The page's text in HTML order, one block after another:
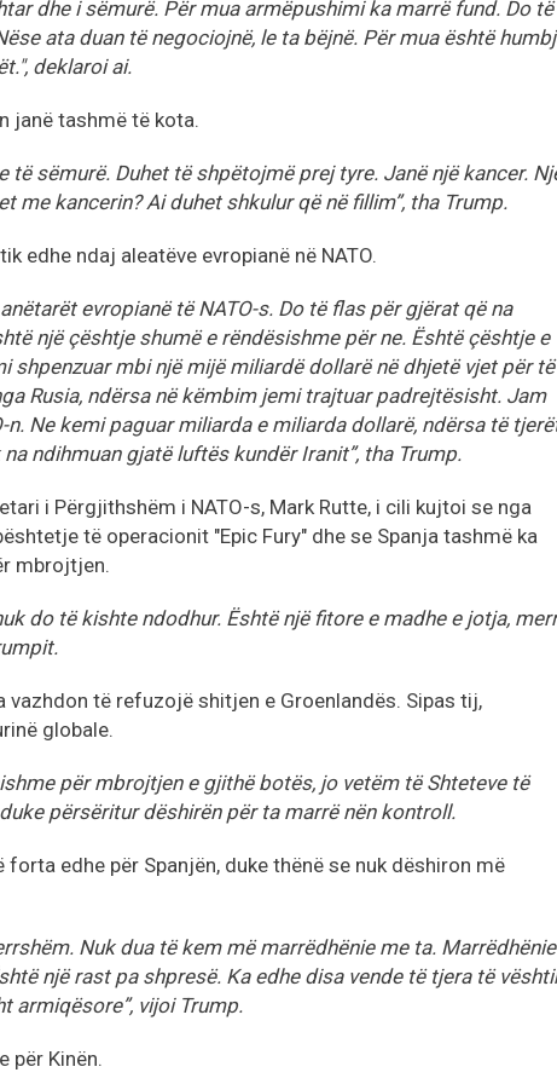
dhe i sëmurë. Për mua armëpushimi ka marrë fund. Do të
ata duan të negociojnë, le ta bëjnë. Për mua është
deklaroi ai.
janë tashmë të kota.
të sëmurë. Duhet të shpëtojmë prej tyre. Janë një kancer.
me kancerin? Ai duhet shkulur që në fillim”, tha Trump.
edhe ndaj aleatëve evropianë në NATO.
evropianë të NATO-s. Do të flas për gjërat që na
një çështje shumë e rëndësishme për ne. Është çështje e
shpenzuar mbi një mijë miliardë dollarë në dhjetë vjet për të
Rusia, ndërsa në këmbim jemi trajtuar padrejtësisht. Jam
n. Ne kemi paguar miliarda e miliarda dollarë, ndërsa të
ndihmuan gjatë luftës kundër Iranit”, tha Trump.
i Përgjithshëm i NATO-s, Mark Rutte, i cili kujtoi se nga
të operacionit "Epic Fury" dhe se Spanja tashmë ka
mbrojtjen.
do të kishte ndodhur. Është një fitore e madhe e jotja,
vazhdon të refuzojë shitjen e Groenlandës. Sipas tij,
globale.
për mbrojtjen e gjithë botës, jo vetëm të Shteteve të
përsëritur dëshirën për ta marrë nën kontroll.
edhe për Spanjën, duke thënë se nuk dëshiron më
Nuk dua të kem më marrëdhënie me ta.
një rast pa shpresë. Ka edhe disa vende të tjera të
armiqësore”, vijoi Trump.
për Kinën.